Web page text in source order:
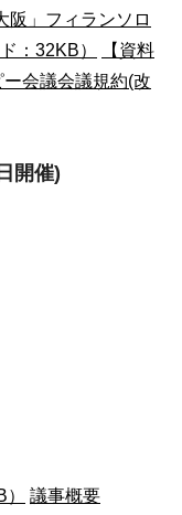
阪」フィランソロ
：32KB）
【資料
会議会議規約(改
開催)
議事概要